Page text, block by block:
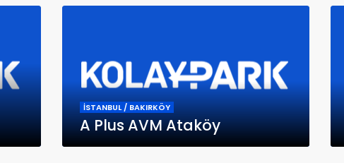
İSTANBUL / BAKIRKÖY
A Plus AVM Ataköy